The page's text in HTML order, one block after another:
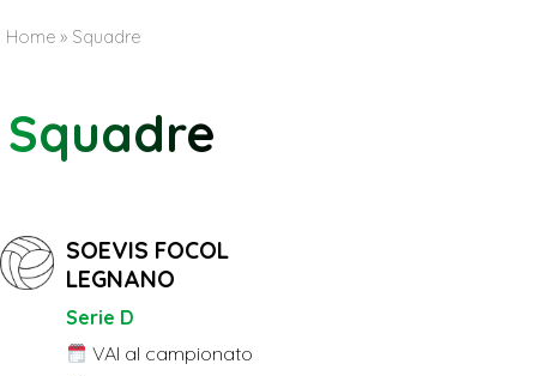
Home » Squadre
Squadre
SOEVIS FOCOL
LEGNANO
Serie D
VAI al campionato